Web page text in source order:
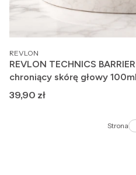
PRODUCENT
REVLON
REVLON TECHNICS
chroniący skórę głowy 100ml
Cena
39,90 zł
Strona